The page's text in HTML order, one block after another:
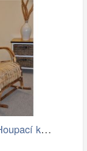
Axin Trading Houpací křeslo Klasik…